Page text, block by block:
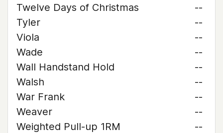
Twelve Days of Christmas
--
Tyler
--
Viola
--
Wade
--
Wall Handstand Hold
--
Walsh
--
War Frank
--
Weaver
--
Weighted Pull-up 1RM
--